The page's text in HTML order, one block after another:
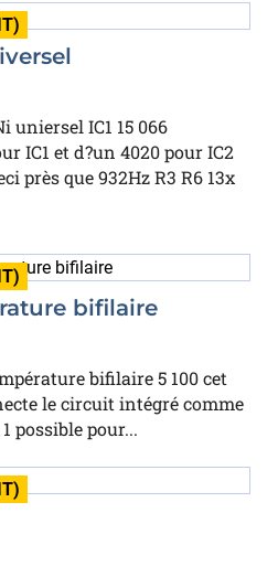
uniersel IC1 15 066
IC1 et d?un 4020 pour IC2
près que 932Hz R3 R6 13x
bifilaire
bifilaire 5 100 cet
le circuit intégré comme
possible pour...